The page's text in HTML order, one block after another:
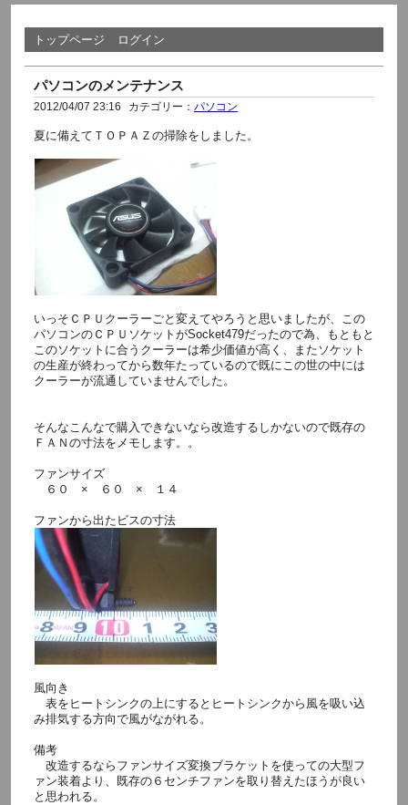
トップページ ログイン
パソコンのメンテナンス
2012/04/07 23:16 カテゴリー： パソコン
夏に備えてＴＯＰＡＺの掃除をしました。
いっそＣＰＵクーラーごと変えてやろうと思いましたが、この
パソコンのＣＰＵソケットがSocket479だったので為、もともと
このソケットに合うクーラーは希少価値が高く、またソケット
の生産が終わってから数年たっているので既にこの世の中には
クーラーが流通していませんでした。
そんなこんなで購入できないなら改造するしかないので既存の
ＦＡＮの寸法をメモします。。
ファンサイズ
６０ × ６０ × １４
ファンから出たビスの寸法
風向き
表をヒートシンクの上にするとヒートシンクから風を吸い込
み排気する方向で風がながれる。
備考
改造するならファンサイズ変換ブラケットを使っての大型フ
ァン装着より、既存の６センチファンを取り替えたほうが良い
と思われる。